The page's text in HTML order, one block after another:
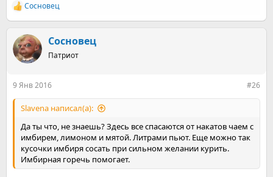
Р
е
к
ц
и
Сосновец
Сосновец
Патриот
9 Янв 2016 #26
Slavena написал(а):
Да ты что, не знаешь? Здесь все спасаются от накатов чаем с
имбирем, лимоном и мятой. Литрами пьют. Еще можно так
кусочки имбиря сосать при сильном желании курить.
Имбирная горечь помогает.